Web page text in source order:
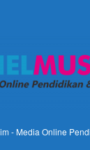
- Media Online